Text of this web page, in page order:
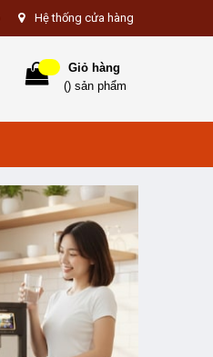
Hệ thống cửa hàng
Giỏ hàng
() sản phẩm